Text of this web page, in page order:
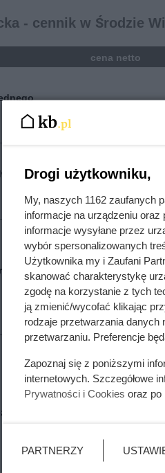
- cennik w Środzie
cena netto
28.00 zł/h
29.00 zł/h
Drogi użytkowniku,
My, naszych 1162 zaufanych
informacje na urządzeniu
informacje wysyłane przez
wybór spersonalizowanych
Użytkownika my i Zaufani
skanować charakterystykę
zgodę na korzystanie z tych
ją zmienić/wycofać klikając
rodzaje przetwarzania
przetwarzaniu. Preferencje
Zapoznaj się z poniższymi
internetowych. Szczegółowe
Prywatności i Cookies oraz po
PARTNERZY